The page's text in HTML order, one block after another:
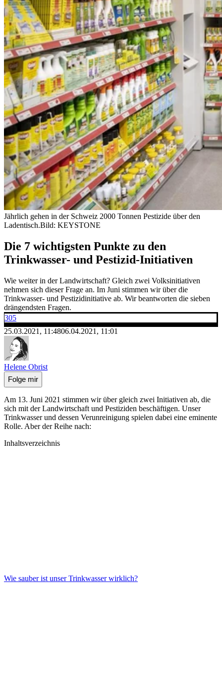
Jährlich gehen in der Schweiz 2000 Tonnen Pestizide über den
Ladentisch.Bild: KEYSTONE
Die 7 wichtigsten Punkte zu den
Trinkwasser- und Pestizid-Initiativen
Wie weiter in der Landwirtschaft? Gleich zwei Volksinitiativen
nehmen sich dieser Frage an. Im Juni stimmen wir über die
Trinkwasser- und Pestizidinitiative ab. Wir beantworten die sieben
drängendsten Fragen.
305
25.03.2021, 11:4806.04.2021, 11:01
Helene Obrist
Folge mir
Am 13. Juni 2021 stimmen wir über gleich zwei Initiativen ab, die
sich mit der Landwirtschaft und Pestiziden beschäftigen. Unser
Trinkwasser und dessen Verunreinigung spielen dabei eine eminente
Rolle. Aber der Reihe nach:
Inhaltsverzeichnis
Wie sauber ist unser Trinkwasser wirklich?